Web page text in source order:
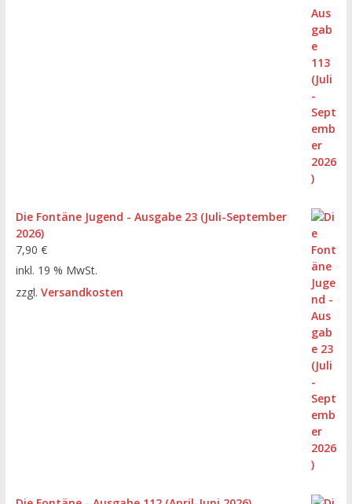
Die Fontäne Jugend - Ausgabe 23 (Juli-September
2026)
7,90 €
inkl. 19 % MwSt.
zzgl. Versandkosten